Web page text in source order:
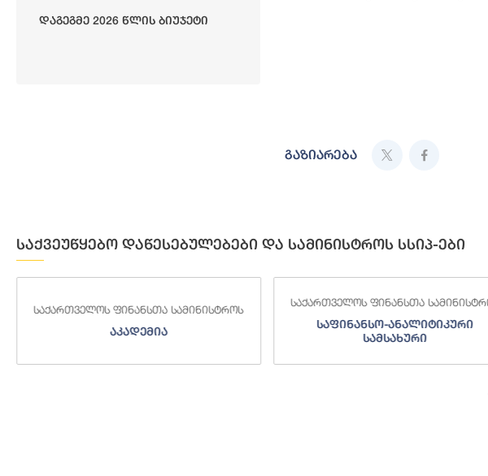
Დაგეგმე 2026 Წლის Ბიუჯეტი
გაზიარება
საქვეუწყებო დაწესებულებები და სამინისტროს სსიპ-ები
საქართველოს ფინანსთა სამინისტროს
აკადემია
საქართველოს ფინანსთა
საფინანსო-ანალიტიკური
სამსახური